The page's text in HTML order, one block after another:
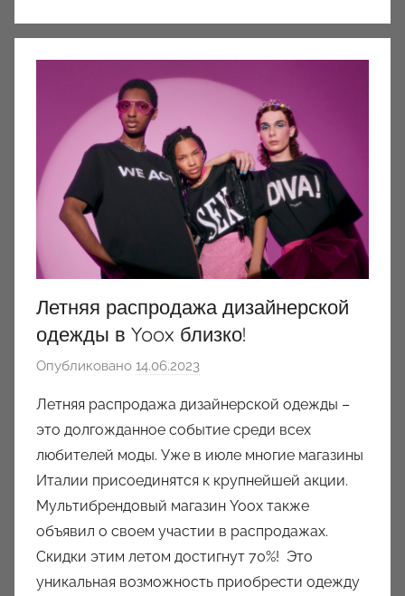
Летняя распродажа дизайнерской
одежды в Yoox близко!
Опубликовано 14.06.2023
т
о
р
о
м
a
u
k
Летняя распродажа дизайнерской одежды –
это долгожданное событие среди всех
любителей моды. Уже в июле многие магазины
Италии присоединятся к крупнейшей акции.
Мультибрендовый магазин Yoox также
объявил о своем участии в распродажах.
Скидки этим летом достигнут 70%! Это
уникальная возможность приобрести одежду